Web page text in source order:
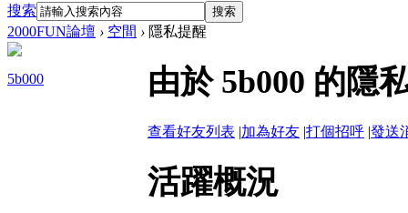
搜索 搜索
2000FUN論壇 › 空間 › 隱私提醒
5b000 由於 5b000 的隱
查看好友列表 |加為好友 |打個招呼 |發送
活躍概況